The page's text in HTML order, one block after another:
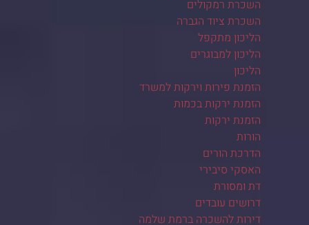
השכרת רמקולים
השכרת ציוד הגברה
הליכון מתקפל
הליכון למבוגרים
הליכון
הזמנת פירות וירקות למשרד
הזמנת ירקות בכמות
הזמנת ירקות
הורות
הדרכת הורים
האסקי סיבירי
דת ומסורת
דרושים עובדים
דירות להשכרה ברמת שלמה